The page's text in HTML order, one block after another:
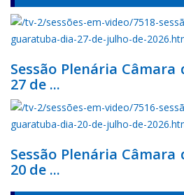
Sessão Plenária
27 de ...
Sessão Plenária
20 de ...